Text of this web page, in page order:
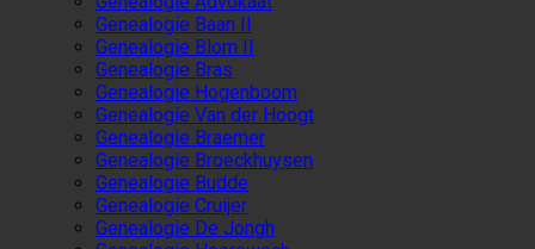
Genealogie Baan II
Genealogie Blom II
Genealogie Bras
Genealogie Hogenboom
Genealogie Van der Hoogt
Genealogie Braemer
Genealogie Broeckhuysen
Genealogie Budde
Genealogie Cruijer
Genealogie De Jongh